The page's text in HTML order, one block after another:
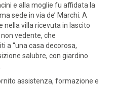
e alla moglie fu affidata la
sede in via de’ Marchi. A
nella villa ricevuta in lascito
vedente, che
a “una casa decorosa,
salubre, con giardino
assistenza, formazione e